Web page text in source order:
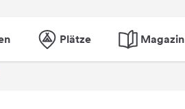
Plätze Magazin